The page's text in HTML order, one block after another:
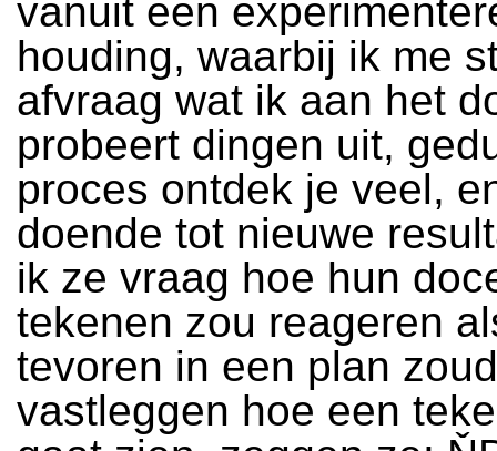
vanuit een
houding, waarbij ik me
afvraag wat ik aan het
probeert dingen uit,
proces ontdek je veel,
doende tot nieuwe
ik ze vraag hoe hun
tekenen zou reageren
tevoren in een plan
vastleggen hoe een